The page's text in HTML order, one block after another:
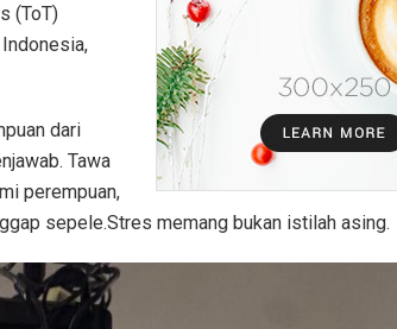
(ToT)
dari
Tawa
perempuan,
sepele.Stres memang bukan istilah asing.